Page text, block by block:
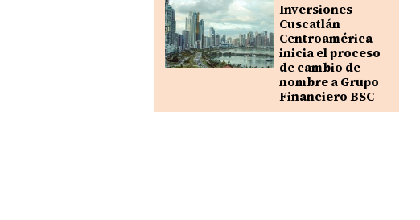
Inversiones
Cuscatlán
Centroamérica
inicia el proceso
de cambio de
nombre a Grupo
Financiero BSC